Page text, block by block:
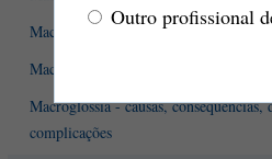
Outro profissional
Macrocefalia: o que devemos saber
Macrocitose - o que é? Quais as
Macroglossia - causas,
complicações